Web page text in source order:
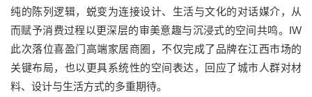
纯的陈列逻辑，蜕变为连接设计、生活与文化的对话媒介，从
而赋予消费过程以更深层的审美意趣与沉浸式的空间共鸣。IW
此次落位喜盈门高端家居商圈，不仅完成了品牌在江西市场的
关键布局，也以更具系统性的空间表达，回应了城市人群对材
料、设计与生活方式的多重期待。